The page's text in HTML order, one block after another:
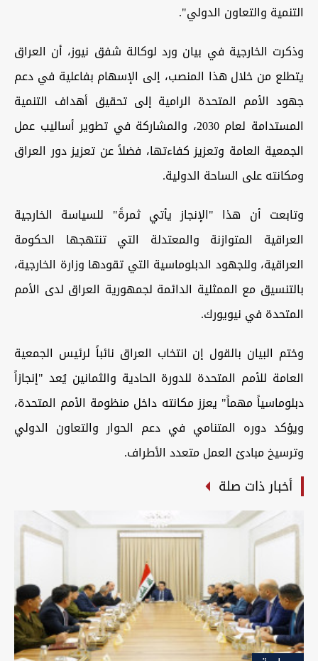
التنمية والتعاون الدولي".
وذكرت الخارجية في بيان ورد لوكالة شفق نيوز، أن العراق
يتطلع من خلال هذا المنصب، إلى الإسهام بفاعلية في دعم
جهود الأمم المتحدة الرامية إلى تحقيق أهداف التنمية
المستدامة لعام 2030، والمشاركة في تطوير أساليب عمل
الجمعية العامة وتعزيز كفاءتها، فضلاً عن تعزيز دور العراق
ومكانته على الساحة الدولية.
وتابعت أن هذا "الإنجاز يأتي ثمرةً" للسياسة الخارجية
العراقية المتوازنة والمعتدلة التي تنتهجها الحكومة
العراقية، وللجهود الدبلوماسية التي تقودها وزارة الخارجية،
بالتنسيق مع الممثلية الدائمة لجمهورية العراق لدى الأمم
المتحدة في نيويورك.
وختم البيان بالقول إن انتخاب العراق نائباً لرئيس الجمعية
العامة للأمم المتحدة للدورة الحادية والثمانين يُعد "إنجازاً
دبلوماسياً مهماً" يعزز مكانته داخل منظومة الأمم المتحدة،
ويؤكد دوره المتنامي في دعم الحوار والتعاون الدولي
وترسيخ مبادئ العمل متعدد الأطراف.
أخبار ذات صلة